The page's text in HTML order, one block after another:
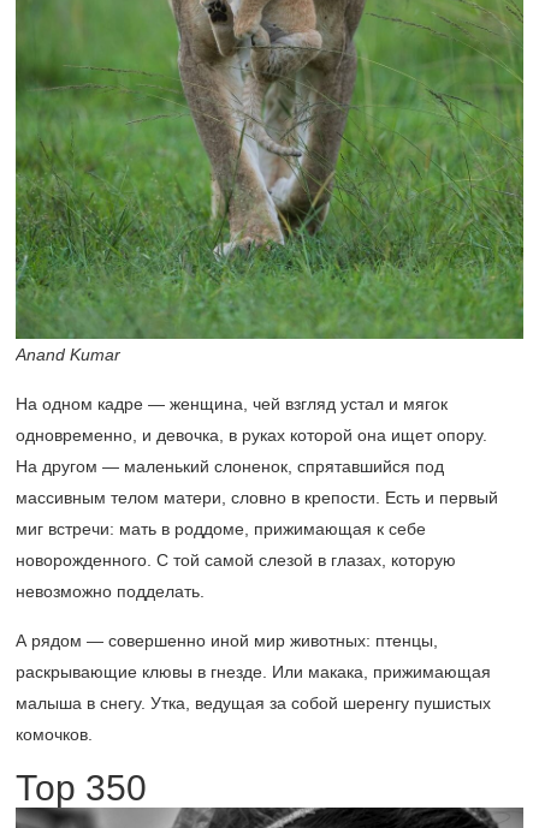
Anand Kumar
На одном кадре — женщина, чей взгляд устал и мягок
одновременно, и девочка, в руках которой она ищет опору.
На другом — маленький слоненок, спрятавшийся под
массивным телом матери, словно в крепости. Есть и первый
миг встречи: мать в роддоме, прижимающая к себе
новорожденного. С той самой слезой в глазах, которую
невозможно подделать.
А рядом — совершенно иной мир животных: птенцы,
раскрывающие клювы в гнезде. Или макака, прижимающая
малыша в снегу. Утка, ведущая за собой шеренгу пушистых
комочков.
Тор 350